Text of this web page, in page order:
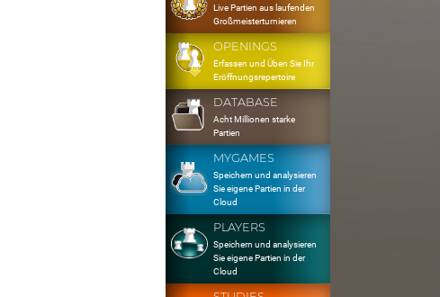
Live Partien aus laufenden
Großmeisterturnieren
OPENINGS
Erfassen und Üben Sie Ihr
Eröffnungsrepertoire
DATABASE
Acht Millionen starke
Partien
MYGAMES
Speichern und analysieren
Sie eigene Partien in der
Cloud
PLAYERS
Speichern und analysieren
Sie eigene Partien in der
Cloud